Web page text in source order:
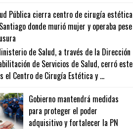
Pública cierra centro de cirugía estética
donde murió mujer y operaba pese
de Salud, a través de la Dirección
de Servicios de Salud, cerró este
el Centro de Cirugía Estética y ...
Gobierno mantendrá medidas
para proteger el poder
adquisitivo y fortalecer la PN